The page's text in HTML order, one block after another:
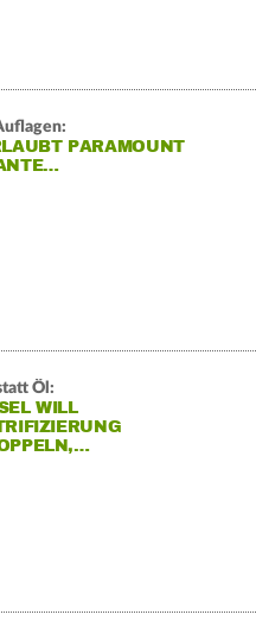
PARAMOUNT
Öl:
WILL